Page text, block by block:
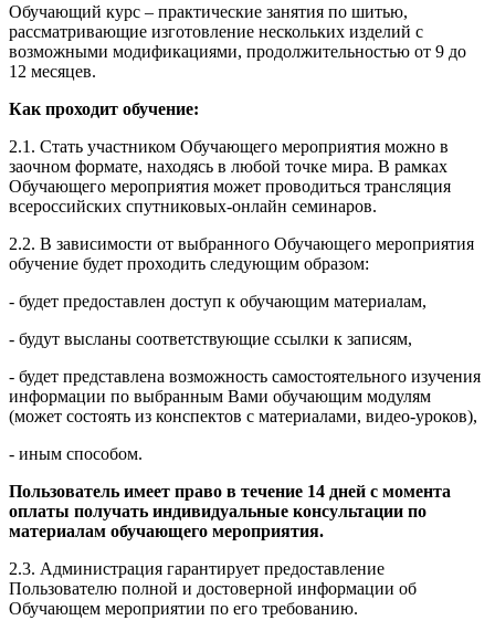
Обучающий курс – практические занятия по шитью,
рассматривающие изготовление нескольких изделий с
возможными модификациями, продолжительностью от 9 до
12 месяцев.
Как проходит обучение:
2.1. Стать участником Обучающего мероприятия можно в
заочном формате, находясь в любой точке мира. В рамках
Обучающего мероприятия может проводиться трансляция
всероссийских спутниковых-онлайн семинаров.
2.2. В зависимости от выбранного Обучающего мероприятия
обучение будет проходить следующим образом:
- будет предоставлен доступ к обучающим материалам,
- будут высланы соответствующие ссылки к записям,
- будет представлена возможность самостоятельного изучения
информации по выбранным Вами обучающим модулям
(может состоять из конспектов с материалами, видео-уроков),
- иным способом.
Пользователь имеет право в течение 14 дней с момента
оплаты получать индивидуальные консультации по
материалам обучающего мероприятия.
2.3. Администрация гарантирует предоставление
Пользователю полной и достоверной информации об
Обучающем мероприятии по его требованию.